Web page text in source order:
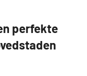
perfekte